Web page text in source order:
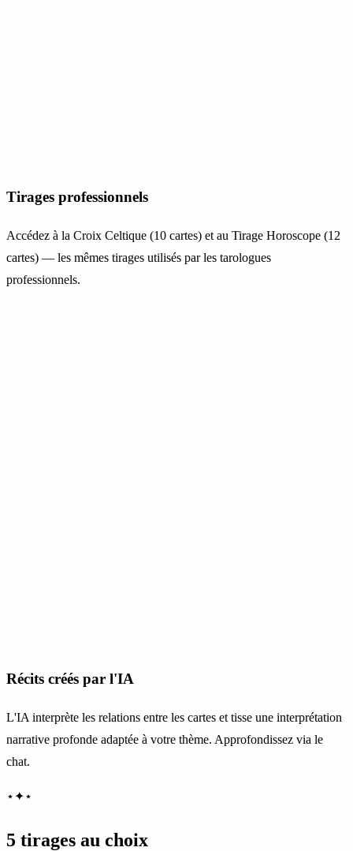
Tirages professionnels
Accédez à la Croix Celtique (10 cartes) et au Tirage Horoscope (12
cartes) — les mêmes tirages utilisés par les tarologues
professionnels.
Récits créés par l'IA
L'IA interprète les relations entre les cartes et tisse une interprétation
narrative profonde adaptée à votre thème. Approfondissez via le
chat.
⋆✦⋆
5 tirages au choix